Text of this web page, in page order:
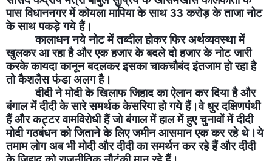
पास विधाननगर में कोयला मापिया के साथ 33 करोड़ के ताजा नोट
के साथ पकड़े गये हैं।
कालाधन नये नोट में तब्दील होकर फिर अर्थव्यवस्था में
खुलकर आ रहा है और एक हजार के बदले दो हजार के नोट जारी
करके कायदा कानून बदलकर इसका चाकचौबंद इंतजाम हो रहा है
तो कैशलैस फंडा अलग है।
दीदी ने मोदी के खिलाफ जिहाद का ऐलान कर दिया है और
बंगाल में दीदी के सारे समर्थक केसरिया हो गये हैं।वे धुर दक्षिणपंथी
हैं और कट्टर वामविरोधी हैं जो बंगाल में हाल में हुए चुनावों में दीदी
मोदी गठबंधन को जिताने के लिए जमीन आसमान एक कर रहे थे।ये
तमाम लोग अब भी मोदी और दीदी का समर्थन कर रहे हैं और दीदी